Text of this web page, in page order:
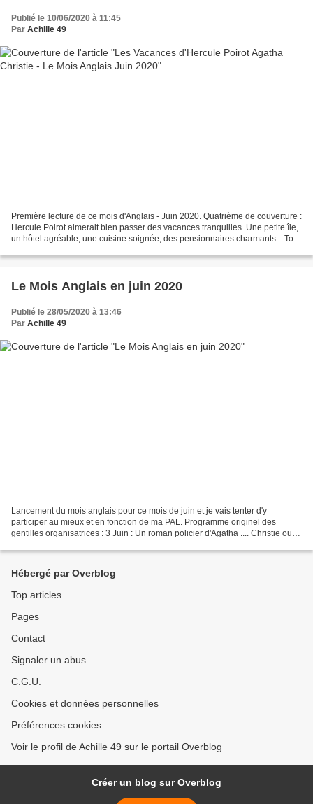
Publié le 10/06/2020 à 11:45
Par Achille 49
Première lecture de ce mois d'Anglais - Juin 2020. Quatrième de couverture :
Hercule Poirot aimerait bien passer des vacances tranquilles. Une petite île,
un hôtel agréable, une cuisine soignée, des pensionnaires charmants... Tout
Le Mois Anglais en juin 2020
Publié le 28/05/2020 à 13:46
Par Achille 49
Lancement du mois anglais pour ce mois de juin et je vais tenter d'y
participer au mieux et en fonction de ma PAL. Programme originel des
gentilles organisatrices : 3 Juin : Un roman policier d'Agatha .... Christie ou
Hébergé par Overblog
Top articles
Pages
Contact
Signaler un abus
C.G.U.
Cookies et données personnelles
Préférences cookies
Voir le profil de Achille 49 sur le portail Overblog
Créer un blog sur Overblog